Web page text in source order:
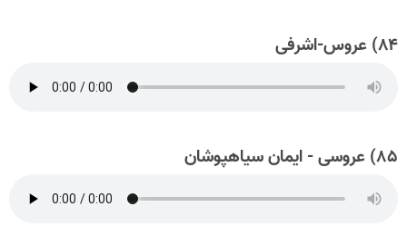
۸۴) عروس-اشرفی
۸۵) عروسی - ایمان سیاهپوشان